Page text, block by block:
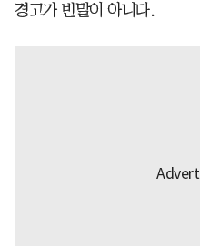
경고가 빈말이 아니다.